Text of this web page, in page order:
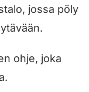
jossa pöly
ohje, joka